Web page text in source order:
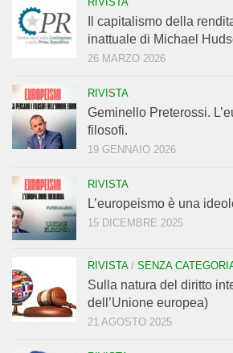
Il capitalismo della
inattuale di Michael
26 MARZO 2026
RIVISTA
Geminello Preterossi.
filosofi.
19 GENNAIO 2026
RIVISTA
L’europeismo è una
15 DICEMBRE 2025
RIVISTA/ SENZA
Sulla natura del diritto
dell’Unione europea)
21 AGOSTO 2025